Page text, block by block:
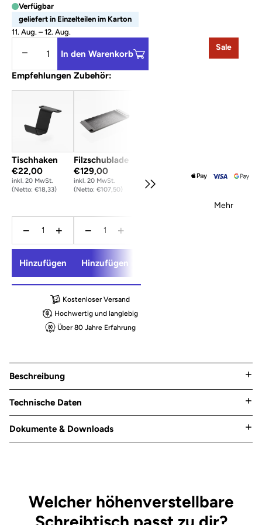
Sale
Mehr
Verfügbar
geliefert in Einzelteilen im Karton
11. Aug. – 12. Aug.
Menge verringernMenge erhöhen
In den Warenkorb
Empfehlungen Zubehör:
Tischhaken
€22,00
inkl. 20 MwSt.
(Netto: €18,33)
− +
Hinzufügen
Filzschublade
€129,00
inkl. 20 MwSt.
(Netto: €107,50)
− +
Hinzufügen
105.5 cm
Kostenloser Versand
Hochwertig und langlebig
Über 80 Jahre Erfahrung
Beschreibung
Technische Daten
Dokumente & Downloads
Welcher höhenverstellbare